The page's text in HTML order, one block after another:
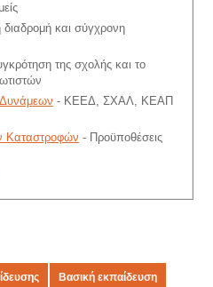
διαδρομή και σύγχρονη
της σχολής και το
- ΚΕΕΔ, ΣΧΑΛ, ΚΕΑΠ
Καταστροφών - Προϋποθέσεις
Βασική εκπαίδευση